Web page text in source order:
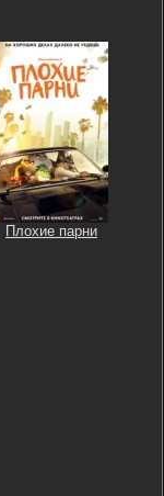
Плохие парни